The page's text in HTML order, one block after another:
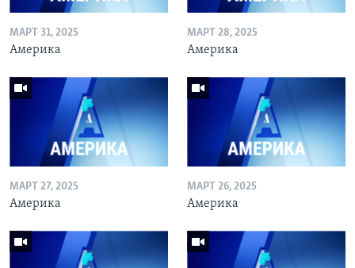
МАРТ 31, 2025
Америка
МАРТ 28, 2025
Америка
МАРТ 27, 2025
Америка
МАРТ 26, 2025
Америка